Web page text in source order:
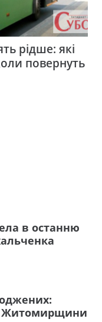
рідше: які
повернуть
в останню
Житомирщини